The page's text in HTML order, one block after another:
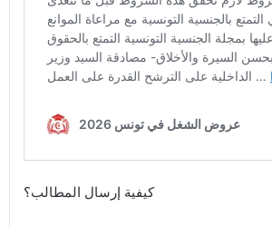
كيفية إرسال المطالب؟